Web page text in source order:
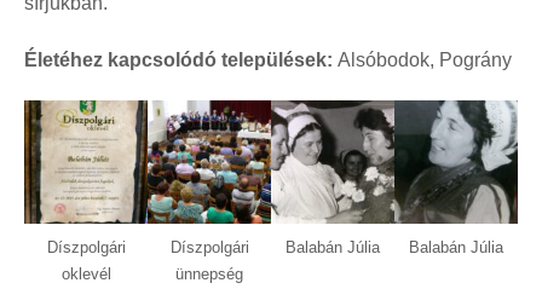
Életéhez kapcsolódó települések: Alsóbodok, Pográny
Díszpolgári
oklevél
Díszpolgári
ünnepség
Balabán Júlia Balabán Júlia